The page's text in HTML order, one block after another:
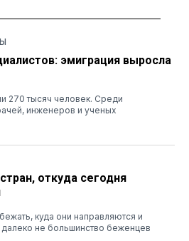
эмиграция выросла
270 тысяч человек. Среди
инженеров и ученых
откуда сегодня
куда они направляются и
не большинство беженцев